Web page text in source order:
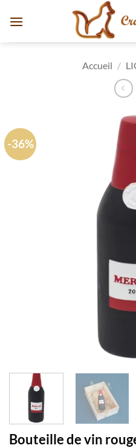
Accueil /
-36%
Bouteille de vin